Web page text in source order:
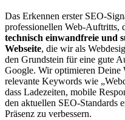
Das Erkennen erster SEO-
professionellen Web-Auftritts,
technisch einwandfreie und
Webseite, die wir als
den Grundstein für eine gute
Google. Wir optimieren Deine
relevante Keywords wie
dass Ladezeiten, mobile
den aktuellen SEO-Standards
Präsenz zu verbessern.